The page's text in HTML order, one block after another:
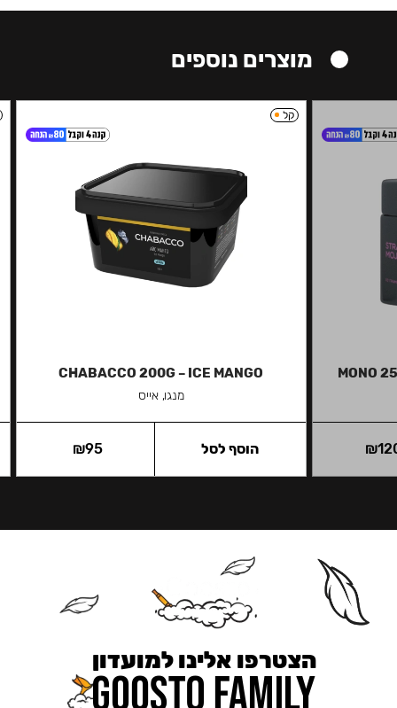
מוצרים נוספים
MONO
₪
קל
CHABACCO 200G – ICE MANGO
מנגו, אייס
₪95 הוסף לסל
הצטרפו אלינו למועדון